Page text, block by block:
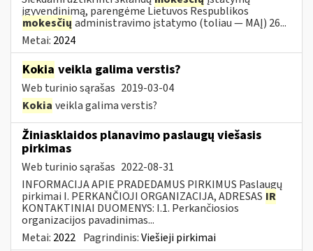
įgyvendinimą, parengėme Lietuvos Respublikos
mokesčių administravimo įstatymo (toliau — MAĮ) 26...
Metai: 2024
Kokia veikla galima verstis?
Web turinio sąrašas 2019-03-04
Kokia veikla galima verstis?
Žiniasklaidos planavimo paslaugų viešasis
pirkimas
Web turinio sąrašas 2022-08-31
INFORMACIJA APIE PRADEDAMUS PIRKIMUS Paslaugų
pirkimai I. PERKANČIOJI ORGANIZACIJA, ADRESAS IR
KONTAKTINIAI DUOMENYS: I.1. Perkančiosios
organizacijos pavadinimas...
Metai: 2022 Pagrindinis:Viešieji pirkimai